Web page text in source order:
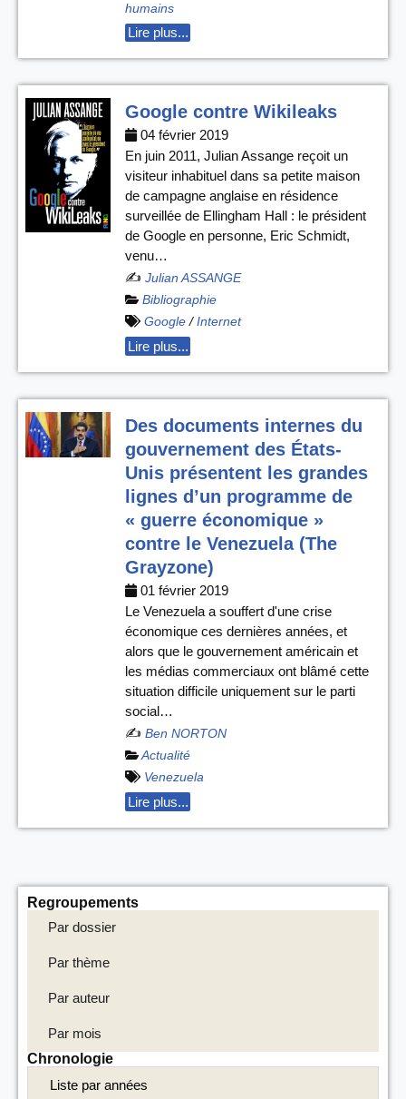
humains
Lire plus...
Google contre Wikileaks
04 février 2019
En juin 2011, Julian Assange reçoit un
visiteur inhabituel dans sa petite maison
de campagne anglaise en résidence
surveillée de Ellingham Hall : le président
de Google en personne, Eric Schmidt,
venu…
✍️ Julian ASSANGE
Bibliographie
Google / Internet
Lire plus...
Des documents internes du
gouvernement des États-
Unis présentent les grandes
lignes d’un programme de
« guerre économique »
contre le Venezuela (The
Grayzone)
01 février 2019
Le Venezuela a souffert d'une crise
économique ces dernières années, et
alors que le gouvernement américain et
les médias commerciaux ont blâmé cette
situation difficile uniquement sur le parti
social…
✍️ Ben NORTON
Actualité
Venezuela
Lire plus...
Regroupements
Par dossier
Par thème
Par auteur
Par mois
Chronologie
Liste par années